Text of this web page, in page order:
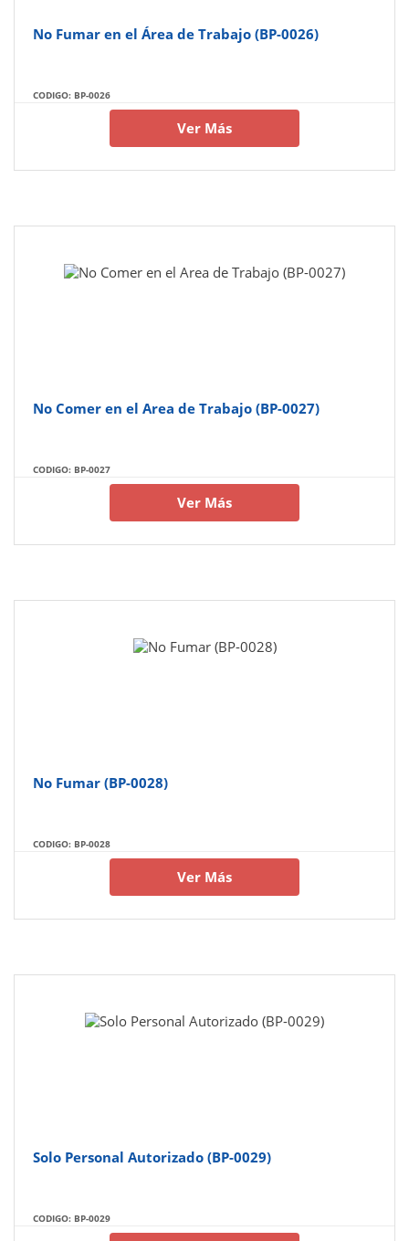
No Fumar en el Área de Trabajo (BP-0026)
CODIGO: BP-0026
Ver Más
No Comer en el Area de Trabajo (BP-0027)
CODIGO: BP-0027
Ver Más
No Fumar (BP-0028)
CODIGO: BP-0028
Ver Más
Solo Personal Autorizado (BP-0029)
CODIGO: BP-0029